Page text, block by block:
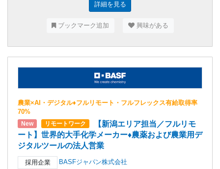
詳細を見る
ブックマーク追加 興味がある
農業×AI・デジタル♦フルリモート・フルフレックス有給取得率
70%
New リモートワーク
【新潟エリア担当／フルリモ
ート】世界的大手化学メーカー♦農薬および農業用デ
ジタルツールの法人営業
採用企業 BASFジャパン株式会社